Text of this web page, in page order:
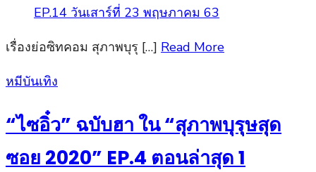
เรื่องย่อซิทคอม สุภาพบุรุ […] Read More
Posted
หมีบันเทิง
“ไซอิ๋ว” ฉบับฮา ใน “สุภาพบุรุษสุด
ซอย 2020” EP.4 ตอนล่าสุด 1